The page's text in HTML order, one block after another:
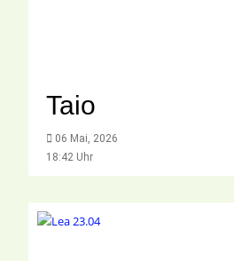
Taio
06 Mai, 2026
18:42 Uhr